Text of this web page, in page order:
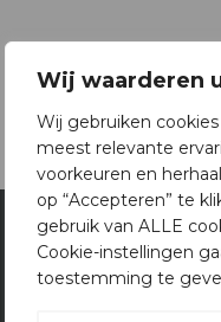
Wij waarderen
Wij gebruiken
meest relevante
voorkeuren en
op “Accepteren” te
gebruik van ALLE
Cookie-instellingen
toestemming te
Gebouwgebonden
kenmerken
Inhoud
Brochure
Van Doorn
Utrecht